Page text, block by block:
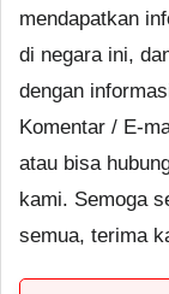
mendapatkan
di negara ini,
dengan
Komentar / E-
atau bisa
kami. Semoga
semua, terima